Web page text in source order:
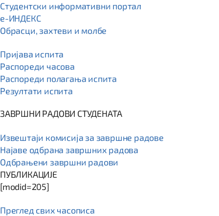
Студентски информативни портал
e-ИНДЕКС
Обрасци, захтеви и молбе
Пријава испита
Распореди часова
Распореди полагања испита
Резултати испита
ЗАВРШНИ РАДОВИ СТУДЕНАТА
Извештаји комисија за завршне радове
Најаве одбрана завршних радова
Одбрањени завршни радови
ПУБЛИКАЦИЈЕ
[modid=205]
Преглед свих часописа